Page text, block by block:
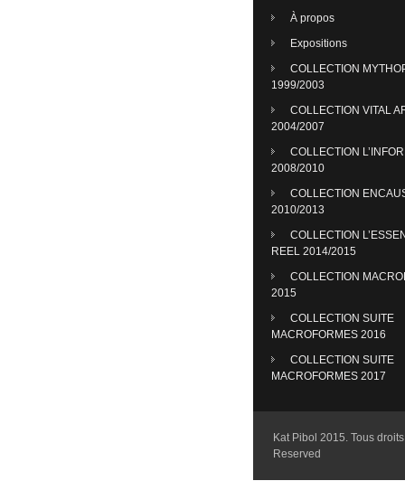
À propos
Expositions
COLLECTION
1999/2003
COLLECTION VITAL
2004/2007
COLLECTION
2008/2010
COLLECTION
2010/2013
COLLECTION
REEL 2014/2015
COLLECTION
2015
COLLECTION SUITE
MACROFORMES 2016
COLLECTION SUITE
MACROFORMES 2017
Kat Pibol 2015. Tous
Reserved